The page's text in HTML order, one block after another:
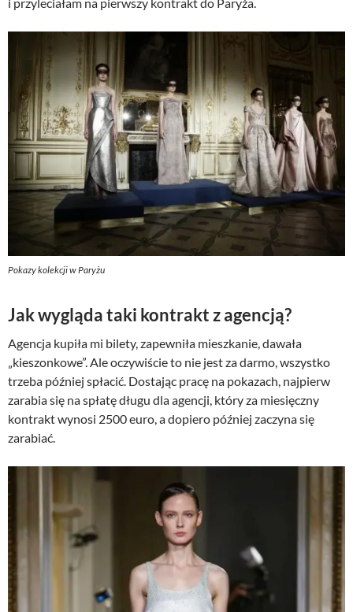
Pokazy kolekcji w Paryżu
Jak wygląda taki kontrakt z agencją?
Agencja kupiła mi bilety, zapewniła mieszkanie, dawała
„kieszonkowe”. Ale oczywiście to nie jest za darmo, wszystko
trzeba później spłacić. Dostając pracę na pokazach, najpierw
zarabia się na spłatę długu dla agencji, który za miesięczny
kontrakt wynosi 2500 euro, a dopiero później zaczyna się
zarabiać.